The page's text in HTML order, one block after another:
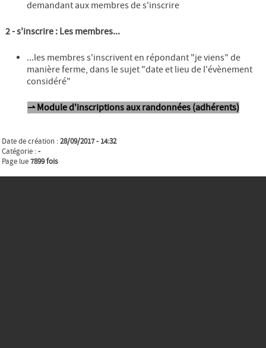
demandant aux membres de s'inscrire
2 - s'inscrire : Les membres...
...les membres s'inscrivent en répondant "je viens" de
manière ferme, dans le sujet "date et lieu de l'évènement
considéré"
⇀ Module d'inscriptions aux randonnées (adhérents)
Date de création :28/09/2017 - 14:32
Catégorie :-
Page lue7899 fois